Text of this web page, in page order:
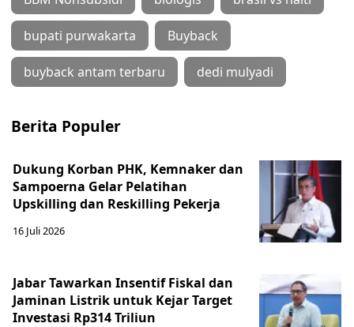
bupati purwakarta Buyback
buyback antam terbaru dedi mulyadi
Berita Populer
Dukung Korban PHK, Kemnaker dan
Sampoerna Gelar Pelatihan
Upskilling dan Reskilling Pekerja
16 Juli 2026
Jabar Tawarkan Insentif Fiskal dan
Jaminan Listrik untuk Kejar Target
Investasi Rp314 Triliun